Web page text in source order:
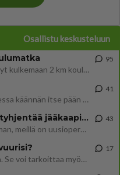
Osallistu keskusteluun
Hesarissa päivitellään lapset joutuu nyt kulkemaan 2 km kouluun jösses. Ruostefillarilla tuo matka menee vaikka miten äk
95
Mutta mies vain tuijottaa, siinä vaiheessa käännän itse pään pois. Mikä juttu? Yleensä jos joku tuijottaa tai katsoo, hä
41
Uusioperheen aikuiset lapset tyhjentää jääkaapin käydessään
Miten selvittäisitte seuraavan ongelman, meillä on uusioperhe, minulla teini-ikäiset lapset ja puolisolla aikuiset, jotk
43
Lomat on monella lomailtu ja arki alkaa. Se voi tarkoittaa myös sitä, että grillailut on grillattu ja palataan arjen ruo
17